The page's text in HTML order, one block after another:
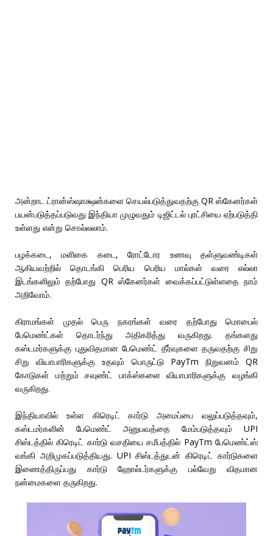
அன்றாட ட்ரான்ஸ்ஷாக்ஷன்களை செயல்படுத்துவதற்கு QR ஸ்கேனர்கள்
பயன்படுத்தப்படுவது இந்தியா முழுவதும் டிஜிட்டல் புரட்சியை ஏற்படுத்தி
உள்ளது என்று சொல்லலாம்.
பழக்கடை, மளிகை கடை, ரோட்டோர உணவு தள்ளுவண்டிகள்
ஆகியவற்றில் தொடங்கி பெரிய பெரிய மால்கள் வரை எல்லா
இடங்களிலும் தற்போது QR ஸ்கேனர்கள் வைக்கப்பட்டுள்ளதை நாம்
அறிவோம்.
கிராமங்கள் முதல் பெரு நகரங்கள் வரை தற்போது மொபைல்
பேமெண்ட்கள் தொடர்ந்து அதிகரித்து வருகிறது. தங்களது
கஸ்டமர்களுக்கு புதுவிதமான பேமெண்ட் தீர்வுகளை தருவதற்கு சிறு
சிறு வியாபாரிகளுக்கு உதவும் பொருட்டு PayTm நிறுவனம் QR
கோடுகள் மற்றும் சவுண்ட் பாக்ஸ்களை வியாபாரிகளுக்கு வழங்கி
வருகிறது.
இந்தியாவில் உள்ள கிரெடிட் கார்டு அமைப்பை வலுப்படுத்தவும்,
கஸ்டமர்களின் பேமெண்ட் அனுபவத்தை மேம்படுத்தவும் UPI
சிஸ்டத்தில் கிரெடிட் கார்டு வசதியை சமீபத்தில் PayTm பேமெண்ட்ஸ்
வங்கி அறிமுகப்படுத்தியது. UPI சிஸ்டத்துடன் கிரெடிட் கார்டுகளை
இணைத்திருப்பது கார்டு ஹோல்டர்களுக்கு பல்வேறு விதமான
நன்மைகளை தருகிறது.